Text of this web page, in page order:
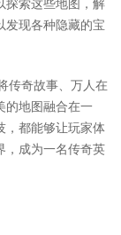
探索这些地图，解
发现各种隐藏的宝
传奇故事、万人在
的地图融合在一
，都能够让玩家体
，成为一名传奇英